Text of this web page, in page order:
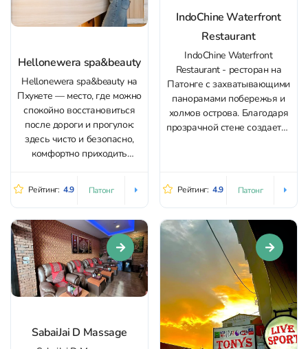
Hellonewera spa&beauty
Hellonewera spa&beauty на
Пхукете — место, где можно
спокойно восстановиться
после дороги и прогулок:
здесь чисто и безопасно,
комфортно приходить
девушкам, путешествующим
соло. Внутри — ухоженные
комнаты, расслабляющая
обстановка и приятный
аромат уже с порога.
Основа меню — массажи:
тайский, аромамассаж, hot
oil, массаж стоп и...
Рейтинг: 4.9 Патонг
IndoChine Waterfront
Restaurant
IndoChine Waterfront
Restaurant - ресторан на
Патонге с захватывающими
панорамами побережья и
холмов острова. Благодаря
прозрачной стене создается
открытую террасу, а виды на
эффектных впечатлений
бронируйте столик у
стеклянной стены или на
террасе....
Рейтинг: 4.9 Патонг
SabaiJai D Massage